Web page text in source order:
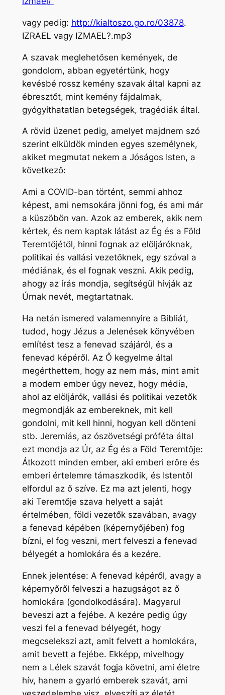
vagy pedig: http://kialtoszo.go.ro/03878.
IZRAEL vagy IZMAEL?.mp3
A szavak meglehetősen kemények, de
gondolom, abban egyetértünk, hogy
kevésbé rossz kemény szavak által kapni az
ébresztőt, mint kemény fájdalmak,
gyógyíthatatlan betegségek, tragédiák által.
A rövid üzenet pedig, amelyet majdnem szó
szerint elküldök minden egyes személynek,
akiket megmutat nekem a Jóságos Isten, a
következő:
Ami a COVID-ban történt, semmi ahhoz
képest, ami nemsokára jönni fog, és ami már
a küszöbön van. Azok az emberek, akik nem
kértek, és nem kaptak látást az Ég és a Föld
Teremtőjétől, hinni fognak az elöljáróknak,
politikai és vallási vezetőknek, egy szóval a
médiának, és el fognak veszni. Akik pedig,
ahogy az írás mondja, segítségül hívják az
Úrnak nevét, megtartatnak.
Ha netán ismered valamennyire a Bibliát,
tudod, hogy Jézus a Jelenések könyvében
említést tesz a fenevad szájáról, és a
fenevad képéről. Az Ő kegyelme által
megérthettem, hogy az nem más, mint amit
a modern ember úgy nevez, hogy média,
ahol az elöljárók, vallási és politikai vezetők
megmondják az embereknek, mit kell
gondolni, mit kell hinni, hogyan kell dönteni
stb. Jeremiás, az ószövetségi próféta által
ezt mondja az Úr, az Ég és a Föld Teremtője:
Átkozott minden ember, aki emberi erőre és
emberi értelemre támaszkodik, és Istentől
elfordul az ő szíve. Ez ma azt jelenti, hogy
aki Teremtője szava helyett a saját
értelmében, földi vezetők szavában, avagy
a fenevad képében (képernyőjében) fog
bízni, el fog veszni, mert felveszi a fenevad
bélyegét a homlokára és a kezére.
Ennek jelentése: A fenevad képéről, avagy a
képernyőről felveszi a hazugságot az ő
homlokára (gondolkodására). Magyarul
beveszi azt a fejébe. A kezére pedig úgy
veszi fel a fenevad bélyegét, hogy
megcselekszi azt, amit felvett a homlokára,
amit bevett a fejébe. Ekképp, mivelhogy
nem a Lélek szavát fogja követni, ami életre
hív, hanem a gyarló emberek szavát, ami